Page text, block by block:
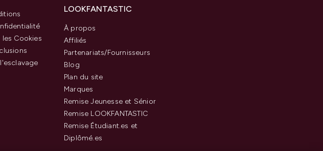
Cookies
LOOKFANTASTIC
À propos
Affiliés
Partenariats/Fournisseurs
Blog
Plan du site
Marques
Remise Jeunesse et Sénior
Remise LOOKFANTASTIC
Remise Étudiant.es et
Diplômé.es